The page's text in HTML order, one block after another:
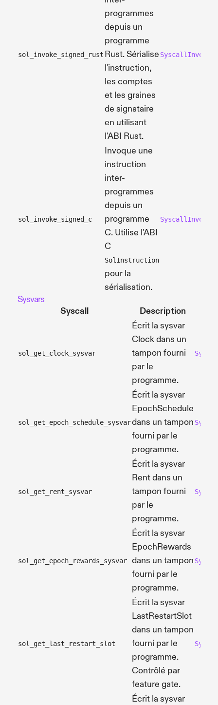
sol_invoke_signed_rust
programmes
depuis un
programme
Rust. Sérialise
l'instruction,
les comptes
et les graines
de signataire
en utilisant
l'ABI Rust.
sol_invoke_signed_c
Invoque une
instruction
inter-
programmes
depuis un
programme
C. Utilise l'ABI
C
SolInstruction
pour la
sérialisation.
Sysvars
Syscall
Description
sol_get_clock_sysvar
Écrit la sysvar
Clock dans un
tampon fourni
par le
programme.
sol_get_epoch_schedule_sysvar
Écrit la sysvar
EpochSchedule
dans un tampon
fourni par le
programme.
sol_get_rent_sysvar
Écrit la sysvar
Rent dans un
tampon fourni
par le
programme.
sol_get_epoch_rewards_sysvar
Écrit la sysvar
EpochRewards
dans un tampon
fourni par le
programme.
sol_get_last_restart_slot
Écrit la sysvar
LastRestartSlot
dans un tampon
fourni par le
programme.
Contrôlé par
feature gate.
Écrit la sysvar